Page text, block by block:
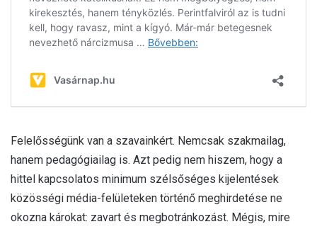
Felelősségünk van a szavainkért. Nemcsak szakmailag,
hanem pedagógiailag is. Azt pedig nem hiszem, hogy a
hittel kapcsolatos minimum szélsőséges kijelentések
közösségi média-felületeken történő meghirdetése ne
okozna károkat: zavart és megbotránkozást. Mégis, mire